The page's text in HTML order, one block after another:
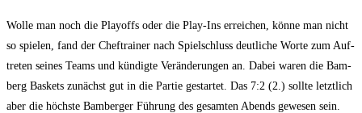
Wol­le man noch die Play­offs oder die Play-Ins errei­chen, kön­ne man nicht
so spie­len, fand der Chef­trai­ner nach Spiel­schluss deut­li­che Wor­te zum Auf­
tre­ten sei­nes Teams und kün­dig­te Ver­än­de­run­gen an. Dabei waren die Bam­
berg Bas­kets zunächst gut in die Par­tie gestar­tet. Das 7:2 (2.) soll­te letzt­lich
aber die höchs­te Bam­ber­ger Füh­rung des gesam­ten Abends gewe­sen sein.